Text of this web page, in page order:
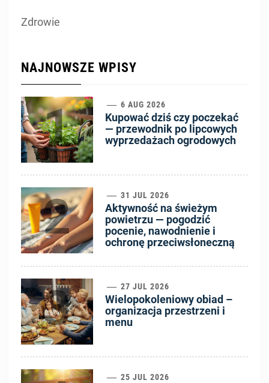
Zdrowie
NAJNOWSZE WPISY
1 6 AUG 2026
Kupować dziś czy poczekać
— przewodnik po lipcowych
wyprzedażach ogrodowych
2 31 JUL 2026
Aktywność na świeżym
powietrzu — pogodzić
pocenie, nawodnienie i
ochronę przeciwsłoneczną
3 27 JUL 2026
Wielopokoleniowy obiad –
organizacja przestrzeni i
menu
25 JUL 2026